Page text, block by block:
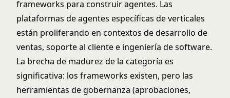
frameworks para construir agentes. Las
plataformas de agentes específicas de verticales
están proliferando en contextos de desarrollo de
ventas, soporte al cliente e ingeniería de software.
La brecha de madurez de la categoría es
significativa: los frameworks existen, pero las
herramientas de gobernanza (aprobaciones,